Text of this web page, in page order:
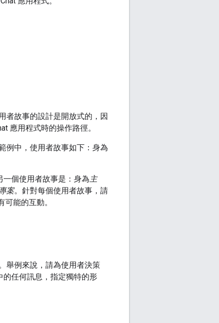
者故事的設計是開放式的，因
應用程式時的操作路徑。
例中，使用者故事如下：身為
一個使用者故事是：身為 主
案。針對每個使用者故事，請
能的互動。
舉例來說，請為使用者決策
的任何訊息，指定獨特的形